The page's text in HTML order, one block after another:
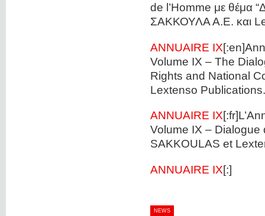
de l’Homme με θέμα
ΣΑΚΚΟΥΛΑ Α.Ε. και
ANNUAIRE IX
Volume ΙΧ – The
Rights and National
Lextenso Publications.
ANNUAIRE IX
Volume IX – Dialogue
SAKKOULAS et
ANNUAIRE IX[:]
NEWS